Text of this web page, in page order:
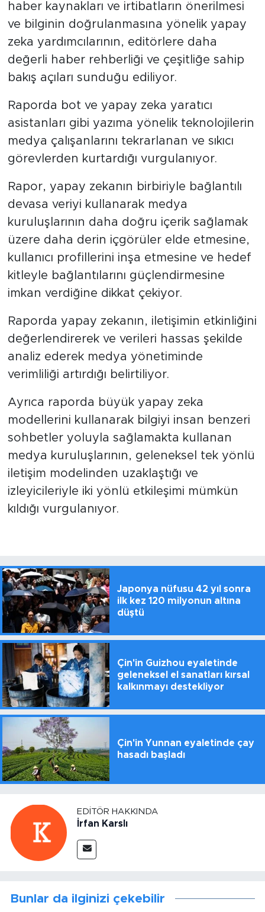
haber kaynakları ve irtibatların önerilmesi
ve bilginin doğrulanmasına yönelik yapay
zeka yardımcılarının, editörlere daha
değerli haber rehberliği ve çeşitliğe sahip
bakış açıları sunduğu ediliyor.
Raporda bot ve yapay zeka yaratıcı
asistanları gibi yazıma yönelik teknolojilerin
medya çalışanlarını tekrarlanan ve sıkıcı
görevlerden kurtardığı vurgulanıyor.
Rapor, yapay zekanın birbiriyle bağlantılı
devasa veriyi kullanarak medya
kuruluşlarının daha doğru içerik sağlamak
üzere daha derin içgörüler elde etmesine,
kullanıcı profillerini inşa etmesine ve hedef
kitleyle bağlantılarını güçlendirmesine
imkan verdiğine dikkat çekiyor.
Raporda yapay zekanın, iletişimin etkinliğini
değerlendirerek ve verileri hassas şekilde
analiz ederek medya yönetiminde
verimliliği artırdığı belirtiliyor.
Ayrıca raporda büyük yapay zeka
modellerini kullanarak bilgiyi insan benzeri
sohbetler yoluyla sağlamakta kullanan
medya kuruluşlarının, geleneksel tek yönlü
iletişim modelinden uzaklaştığı ve
izleyicileriyle iki yönlü etkileşimi mümkün
kıldığı vurgulanıyor.
Japonya nüfusu 42 yıl sonra
ilk kez 120 milyonun altına
düştü
Çin'in Guizhou eyaletinde
geleneksel el sanatları kırsal
kalkınmayı destekliyor
Çin'in Yunnan eyaletinde çay
hasadı başladı
EDITÖR HAKKINDA
İrfan Karslı
Bunlar da ilginizi çekebilir